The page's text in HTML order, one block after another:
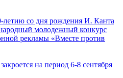
летию со дня рождения И. Канта
молодежный конкурс
рекламы «Вместе против
на период 6-8 сентября